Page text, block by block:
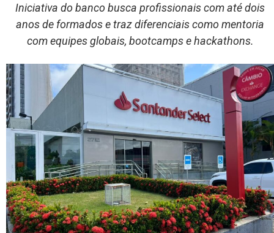
Iniciativa do banco busca profissionais com até dois
anos de formados e traz diferenciais como mentoria
com equipes globais, bootcamps e hackathons.